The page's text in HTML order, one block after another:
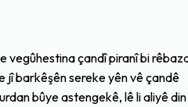
vegûhestina çandî piranî bi
jî barkêşên sereke yên vê çandê
bûye astengekê, lê li aliyê din